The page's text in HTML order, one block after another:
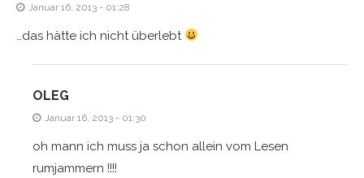
Januar 16, 2013 - 01:28
…das hätte ich nicht überlebt
OLEG
Januar 16, 2013 - 01:30
oh mann ich muss ja schon allein vom Lesen
rumjammern !!!!